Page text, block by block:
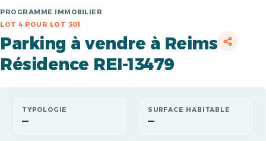
PROGRAMME IMMOBILIER
LOT 4 POUR LOT 301
Parking à vendre à Reims
Résidence REI-13479
TYPOLOGIE
—
SURFACE HABITABLE
—